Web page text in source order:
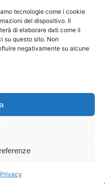
tecnologie come i cookie
del dispositivo. Il
di elaborare dati come il
su questo sito. Non
negativamente su alcune
Privacy
Amazon EU, un programma
finale su Amazon prima
40 — 00183 Roma — C.F.